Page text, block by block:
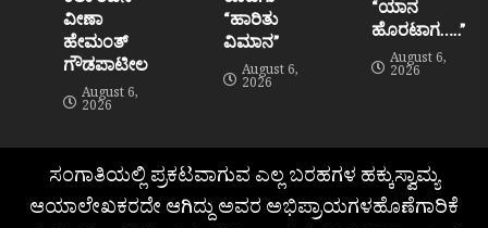
ವೀಣಾ
ಹೇಮಂತ್‌
ಗೌಡಪಾಟೀಲ
August 6,
2026
“ಹಾರಿತು
ವಿಮಾನ”
August 6,
2026
“ಯಾನ
ಹೊರಟಾಗ…..”
August 6,
2026
ಸಂಗಾತಿಯಲ್ಲಿ ಪ್ರಕಟವಾಗುವ ಎಲ್ಲ ಬರಹಗಳ ಹಕ್ಕುಸ್ವಾಮ್ಯ
ಆಯಾಲೇಖಕರದೇ ಆಗಿದ್ದು ಅವರ ಅಭಿಪ್ರಾಯಗಳಹೊಣೆಗಾರಿಕೆ